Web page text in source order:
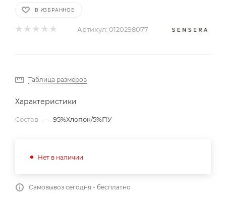
В ИЗБРАННОЕ
Артикул: 0120298077
Таблица размеров
Характеристики
Состав — 95%Хлопок/5%ПУ
Нет в наличии
Самовывоз сегодня - бесплатно